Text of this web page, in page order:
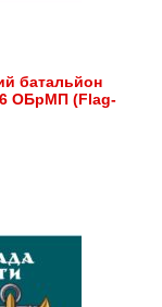
батальйон
ОБрМП (Flag-